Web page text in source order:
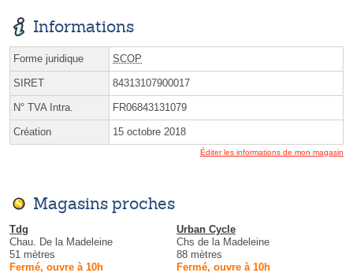
Informations
Forme juridique SCOP
SIRET 84313107900017
N° TVA Intra. FR06843131079
Création 15 octobre 2018
Éditer les informations de mon magasin
Magasins proches
Tdg
Chau. De la Madeleine
51 mètres
Fermé, ouvre à 10h
Urban Cycle
Chs de la Madeleine
88 mètres
Fermé, ouvre à 10h